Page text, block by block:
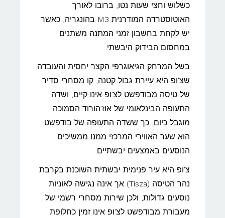
כשלוש וחצי שעות נטו, ברובו לאורך
האוטוסטרדה המודרנית M3 בהונגריה, כאשר
יש לקחת בחשבון זמני המתנה משתנים
במחסום הבידוק היבשתי.
בשל המרחק הגיאוגרפי הקצר יחסית והעובדה
שצ'ופ היא עיירת גבול קטנה, קו מסחרי סדיר
של טיסה מבודפשט לצ'ופ אינו קיים, ושדה
התעופה הבינלאומי של אוז'הורוד הסמוכה
מוגבל כיום, כך ששדה התעופה של בודפשט
הוא שער האווירי המרכזי ממנו ממשיכים
הנוסעים באמצעים יבשתיים.
צ'ופ היא עיר פנימית יבשתית השוכנת בקרבת
נהר הטיסה (Tisza) אך אינה נגישה לאוניות
נוסעים גדולות, ולכן שירות מסחרי רשמי של
מעבורת מבודפשט לצ'ופ אינו זמין כחלופת